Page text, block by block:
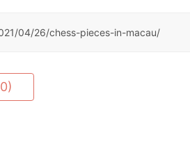
04/26/chess-pieces-in-macau/